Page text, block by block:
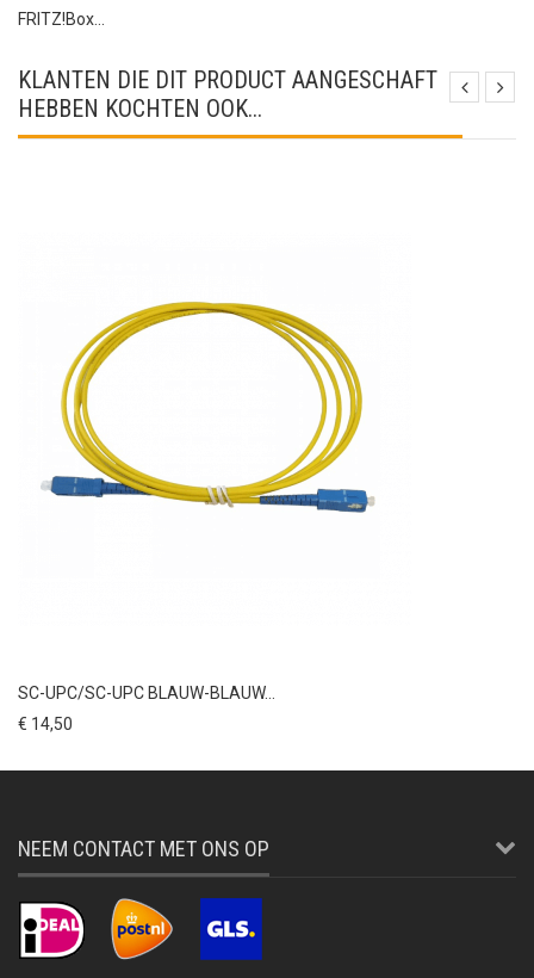
FRITZ!Box...
KLANTEN DIE DIT PRODUCT AANGESCHAFT
HEBBEN KOCHTEN OOK...
SC-UPC/SC-UPC BLAUW-BLAUW...
€ 14,50
NEEM CONTACT MET ONS OP